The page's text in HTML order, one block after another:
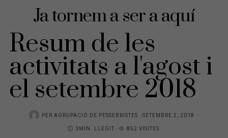
Ja tornem a ser a aquí
Resum de les
activitats a l'agost i
el setembre 2018
PER AGRUPACIÓ DE PESSEBRISTES
P
O
SETEMBRE 2, 2018
3MIN. LLEGIT
852 VISITES